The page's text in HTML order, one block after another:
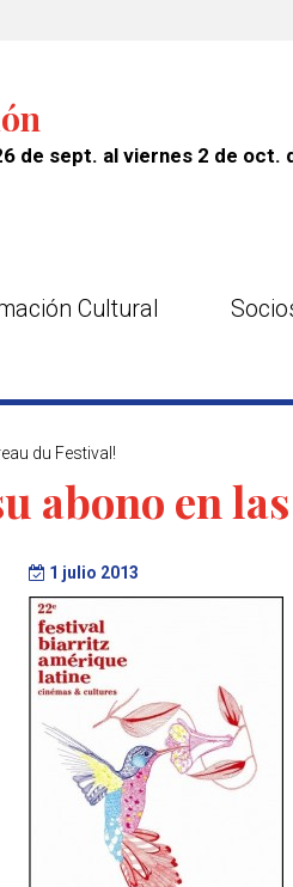
de sept. al viernes 2 de oct.
Cultural
du Festival!
abono en
1 julio 2013